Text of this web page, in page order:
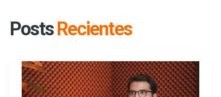
PostsRecientes